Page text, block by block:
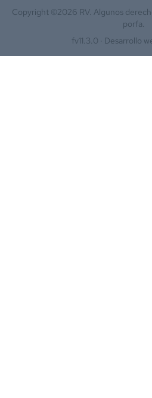
Copyright ©2026 RV. Algunos
porfa.
fv11.3.0 · Desarrollo